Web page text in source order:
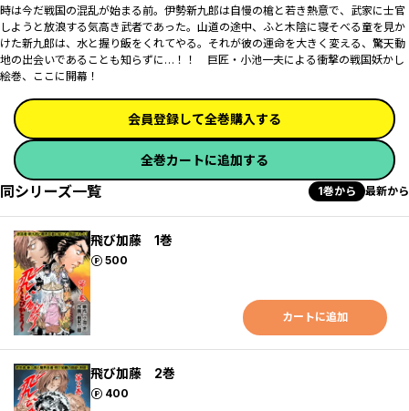
時は今だ戦国の混乱が始まる前。伊勢新九郎は自慢の槍と若き熱意で、武家に士官
しようと放浪する気高き武者であった。山道の途中、ふと木陰に寝そべる童を見か
けた新九郎は、水と握り飯をくれてやる。それが彼の運命を大きく変える、驚天動
地の出会いであることも知らずに…！！ 巨匠・小池一夫による衝撃の戦国妖かし
絵巻、ここに開幕！
会員登録して全巻購入する
全巻カートに追加する
同シリーズ一覧 1巻から 最新から
飛び加藤 1巻
500
ポイント
カートに追加
飛び加藤 2巻
400
ポイント